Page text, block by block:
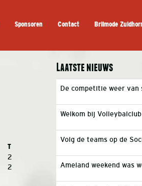
Sponsoren Contact Brilmode
T
2
2
Laatste nieuws
De competitie weer van
Welkom bij
Volg de teams op de
Ameland weekend was